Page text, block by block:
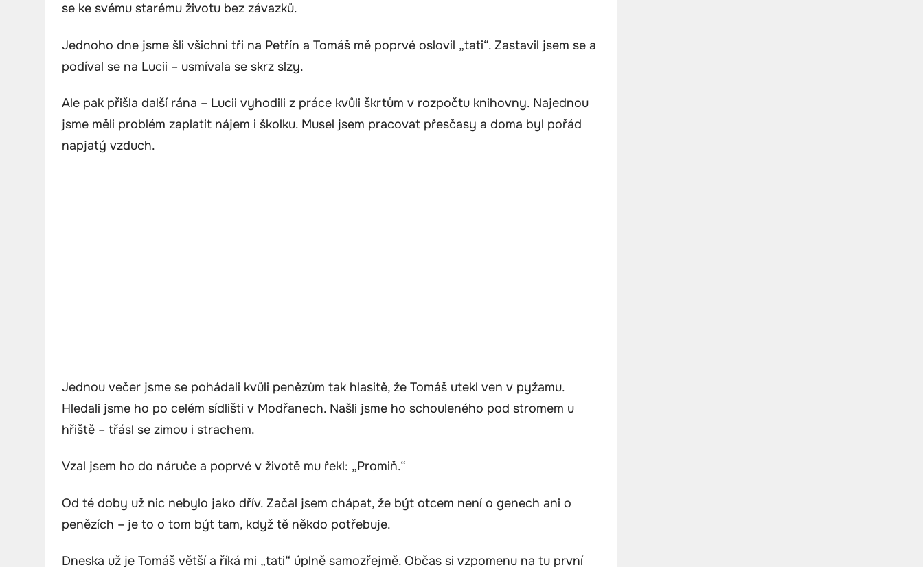
se ke svému starému životu bez závazků.
Jednoho dne jsme šli všichni tři na Petřín a Tomáš mě poprvé oslovil „tati“. Zastavil jsem se a
podíval se na Lucii – usmívala se skrz slzy.
Ale pak přišla další rána – Lucii vyhodili z práce kvůli škrtům v rozpočtu knihovny. Najednou
jsme měli problém zaplatit nájem i školku. Musel jsem pracovat přesčasy a doma byl pořád
napjatý vzduch.
Jednou večer jsme se pohádali kvůli penězům tak hlasitě, že Tomáš utekl ven v pyžamu.
Hledali jsme ho po celém sídlišti v Modřanech. Našli jsme ho schouleného pod stromem u
hřiště – třásl se zimou i strachem.
Vzal jsem ho do náruče a poprvé v životě mu řekl: „Promiň.“
Od té doby už nic nebylo jako dřív. Začal jsem chápat, že být otcem není o genech ani o
penězích – je to o tom být tam, když tě někdo potřebuje.
Dneska už je Tomáš větší a říká mi „tati“ úplně samozřejmě. Občas si vzpomenu na tu první